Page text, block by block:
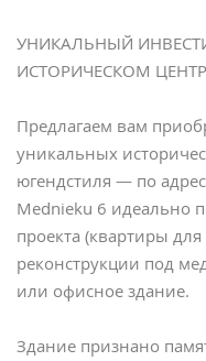
УНИКАЛЬНЫЙ
ИСТОРИЧЕСКОМ
Предлагаем вам
уникальных
югендстиля — по
Мednieku 6 идеально
проекта (квартиры
реконструкции под
или офисное здание.
Здание признано